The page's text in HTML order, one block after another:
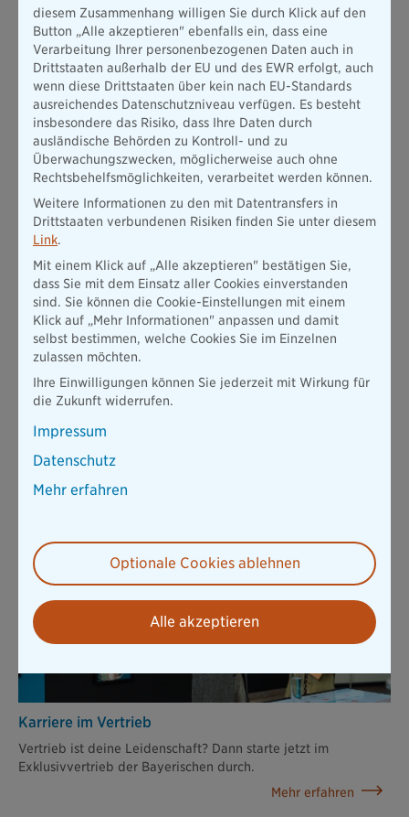
Unsere Karrieremöglichkeiten
Einstiegs­möglichkeiten
Karriere muss nicht kompliziert sein – wir bieten dir den
Einstieg, der zu dir passt.
Mehr erfahren
Ausbildung
Bereit für den ersten Schritt oder eine neue Herausforderung?
Karriere im Vertrieb
Vertrieb ist deine Leidenschaft? Dann starte jetzt im
Exklusivvertrieb der Bayerischen durch.
Mehr erfahren
diesem Zusammenhang willigen Sie durch Klick auf den
Button „Alle akzeptieren" ebenfalls ein, dass eine
Verarbeitung Ihrer personenbezogenen Daten auch in
Drittstaaten außerhalb der EU und des EWR erfolgt, auch
wenn diese Drittstaaten über kein nach EU-Standards
ausreichendes Datenschutzniveau verfügen. Es besteht
insbesondere das Risiko, dass Ihre Daten durch
ausländische Behörden zu Kontroll- und zu
Überwachungszwecken, möglicherweise auch ohne
Rechtsbehelfsmöglichkeiten, verarbeitet werden können.
Weitere Informationen zu den mit Datentransfers in
Drittstaaten verbundenen Risiken finden Sie unter diesem
Link.
Mit einem Klick auf „Alle akzeptieren" bestätigen Sie,
dass Sie mit dem Einsatz aller Cookies einverstanden
sind. Sie können die Cookie-Einstellungen mit einem
Klick auf „Mehr Informationen" anpassen und damit
selbst bestimmen, welche Cookies Sie im Einzelnen
zulassen möchten.
Ihre Einwilligungen können Sie jederzeit mit Wirkung für
die Zukunft widerrufen.
Impressum
Datenschutz
Mehr erfahren
Optionale Cookies ablehnen
Alle akzeptieren